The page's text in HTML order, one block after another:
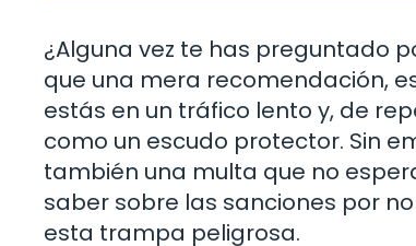
¿Alguna vez te has preguntado
que una mera recomendación,
estás en un tráfico lento y, de
como un escudo protector. Sin
también una multa que no
saber sobre las sanciones por
esta trampa peligrosa.